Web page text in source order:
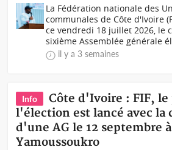
La Fédération nationale des
communales de Côte d'Ivoire
ce vendredi 18 juillet 2026, le
sixième Assemblée générale
il y a 3 semaines
Info
Côte d'Ivoire : FIF, le
l'élection est lancé avec la
d'une AG le 12 septembre à
Yamoussoukro